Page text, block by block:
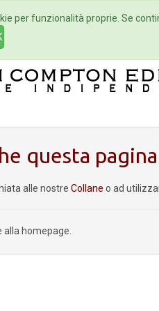
Eventi
questa
alle nostre Collane o ad
homepage.
per funzionalità proprie. Se